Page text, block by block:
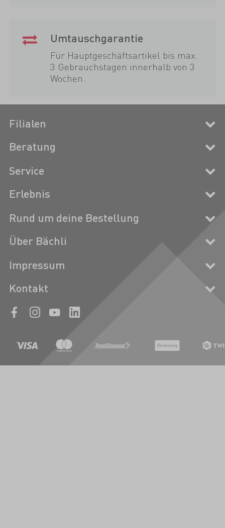
Umtauschgarantie
Für Hauptgeschäftsartikel bis max.
3 Gebrauchstagen innerhalb von 3
Wochen.
Filialen
Beratung
Service
Erlebnis
Rund um deine Bestellung
Über Bächli
Impressum
Kontakt